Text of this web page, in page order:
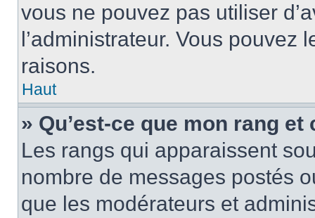
vous ne pouvez pas utiliser
l’administrateur. Vous pouvez
raisons.
Haut
» Qu’est-ce que mon rang
Les rangs qui apparaissent
nombre de messages postés
que les modérateurs et